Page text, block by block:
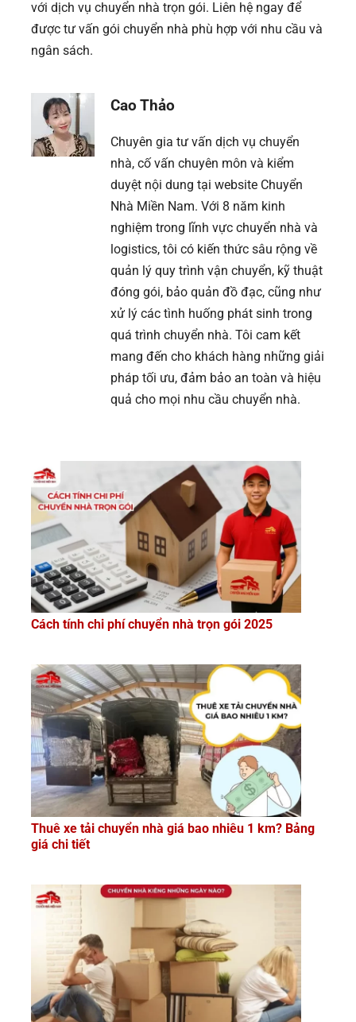
với dịch vụ chuyển nhà trọn gói. Liên hệ ngay để
được tư vấn gói chuyển nhà phù hợp với nhu cầu và
ngân sách.
Cao Thảo
Chuyên gia tư vấn dịch vụ chuyển
nhà, cố vấn chuyên môn và kiểm
duyệt nội dung tại website Chuyển
Nhà Miền Nam. Với 8 năm kinh
nghiệm trong lĩnh vực chuyển nhà và
logistics, tôi có kiến thức sâu rộng về
quản lý quy trình vận chuyển, kỹ thuật
đóng gói, bảo quản đồ đạc, cũng như
xử lý các tình huống phát sinh trong
quá trình chuyển nhà. Tôi cam kết
mang đến cho khách hàng những giải
pháp tối ưu, đảm bảo an toàn và hiệu
quả cho mọi nhu cầu chuyển nhà.
Cách tính chi phí chuyển nhà trọn gói 2025
Thuê xe tải chuyển nhà giá bao nhiêu 1 km? Bảng
giá chi tiết